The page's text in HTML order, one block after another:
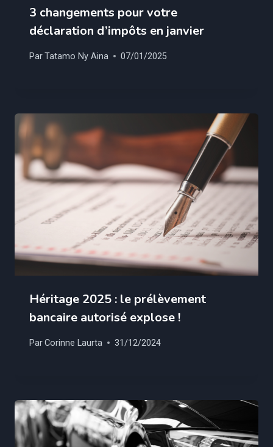
3 changements pour votre
déclaration d’impôts en janvier
ParTatamo Ny Aina 07/01/2025
Héritage 2025 : le prélèvement
bancaire autorisé explose !
ParCorinne Laurta 31/12/2024